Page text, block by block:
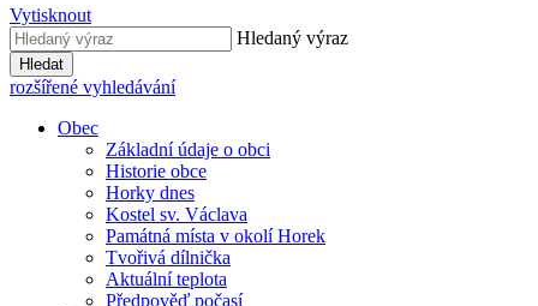
Vytisknout
Hledaný výraz
Hledat
rozšířené vyhledávání
Obec
Základní údaje o obci
Historie obce
Horky dnes
Kostel sv. Václava
Památná místa v okolí Horek
Tvořivá dílnička
Aktuální teplota
Předpověď počasí